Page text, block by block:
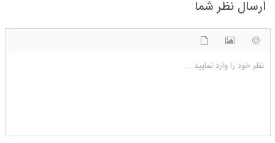
ارسال نظر شما
نظر خود را وارد نمایید ...